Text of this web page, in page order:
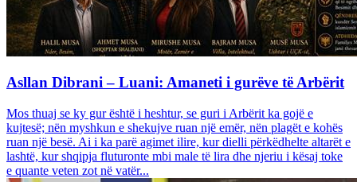
Asllan Dibrani – Luani: Amaneti i gurëve të Arbërit
Mos thuaj se ky gur është i heshtur, se guri i Arbërit ka gojë e
kujtesë; nën myshkun e shekujve ruan një emër, nën plagët e kohës
ruan një besë. Ai i ka parë agimet ilire, kur dielli përkëdhelte altarët e
lashtë, kur shqipja fluturonte mbi male të lira dhe njeriu i kësaj toke
e quante veten zot në vatër...